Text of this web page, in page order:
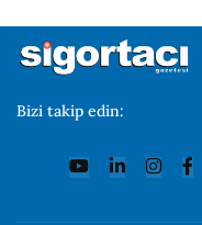
Bizi takip edin: